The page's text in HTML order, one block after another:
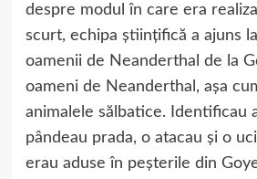
despre modul în care era
scurt, echipa științifică a ajuns
oamenii de Neanderthal de la
oameni de Neanderthal, așa
animalele sălbatice. Identificau
pândeau prada, o atacau și o
erau aduse în peșterile din